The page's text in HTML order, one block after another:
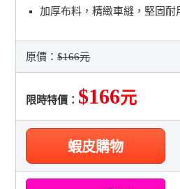
加厚布料，精緻車縫，堅固耐
原價：$166元
限時特價： $166元
蝦皮購物